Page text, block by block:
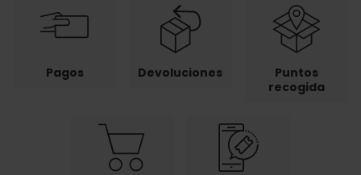
Pagos Devoluciones
Puntos
recogida